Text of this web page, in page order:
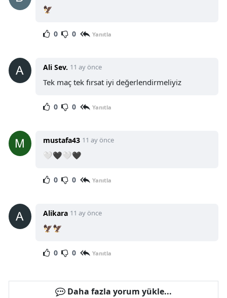
🦅
0 0 Yanıtla
Ali Sev. 11 ay önce
Tek maç tek fırsat iyi değerlendirmeliyiz
0 0 Yanıtla
mustafa43 11 ay önce
🤍🖤🤍🖤
0 0 Yanıtla
Alikara 11 ay önce
🦅🦅
0 0 Yanıtla
Daha fazla yorum yükle...